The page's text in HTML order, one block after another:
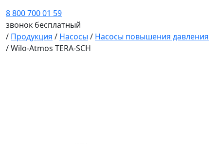
8 800 700 01 59
звонок бесплатный
/ Продукция / Насосы / Насосы повышения давления
/Wilo-Atmos TERA-SCH